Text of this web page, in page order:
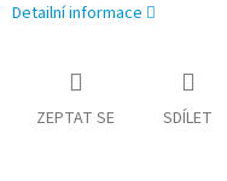
Detailní informace
ZEPTAT SE SDÍLET